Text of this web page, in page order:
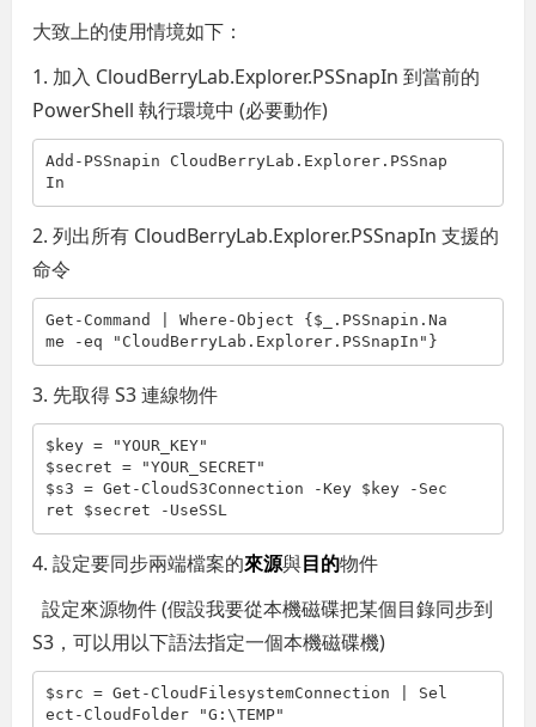
大致上的使用情境如下：
1. 加入 CloudBerryLab.Explorer.PSSnapIn 到當前的
PowerShell 執行環境中 (必要動作)
Add-PSSnapin CloudBerryLab.Explorer.PSSnap
In
2. 列出所有 CloudBerryLab.Explorer.PSSnapIn 支援的
命令
Get-Command | Where-Object {$_.PSSnapin.Na
me
-eq "CloudBerryLab.Explorer.PSSnapIn" }
3. 先取得 S3 連線物件
$key =
$secret =
$s3 = Get-CloudS3Connection -Key $key -Sec
ret $secret -UseSSL
4. 設定要同步兩端檔案的來源與目的物件
設定來源物件 (假設我要從本機磁碟把某個目錄同步到
S3，可以用以下語法指定一個本機磁碟機)
$src = Get-CloudFilesystemConnection | Sel
ect-CloudFolder
"G:\TEMP"